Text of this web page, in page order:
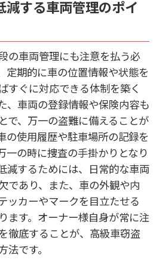
減する車両管理のポイ
の車両管理にも注意を払う必
定期的に車の位置情報や状態を
すぐに対応できる体制を築く
、車両の登録情報や保険内容も
で、万一の盗難に備えることが
の使用履歴や駐車場所の記録を
一の時に捜査の手掛かりとなり
減するためには、日常的な車両
であり、また、車の外観や内
ッカーやマークを目立たせる
ます。オーナー様自身が常に注
徹底することが、高級車窃盗
です。